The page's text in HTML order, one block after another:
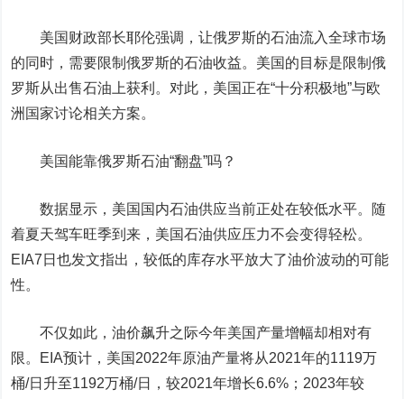
美国财政部长耶伦强调，让俄罗斯的石油流入全球市场
的同时，需要限制俄罗斯的石油收益。美国的目标是限制俄
罗斯从出售石油上获利。对此，美国正在“十分积极地”与欧
洲国家讨论相关方案。
美国能靠俄罗斯石油“翻盘”吗？
数据显示，美国国内石油供应当前正处在较低水平。随
着夏天驾车旺季到来，美国石油供应压力不会变得轻松。
EIA7日也发文指出，较低的库存水平放大了油价波动的可能
性。
不仅如此，油价飙升之际今年美国产量增幅却相对有
限。EIA预计，美国2022年原油产量将从2021年的1119万
桶/日升至1192万桶/日，较2021年增长6.6%；2023年较